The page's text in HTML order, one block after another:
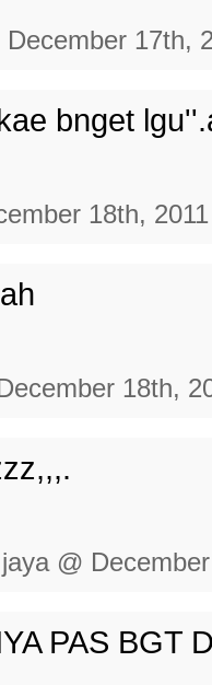
17th,
bnget
18th, 2011
18th,
@
PAS BGT